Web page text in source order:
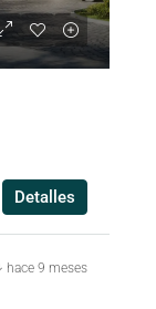
Detalles
hace 9 meses